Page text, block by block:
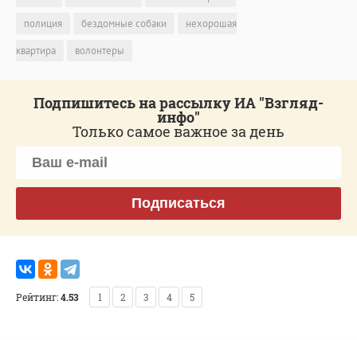
полиция
бездомные собаки
нехорошая
квартира
волонтеры
Подпишитесь на рассылку ИА "Взгляд-
инфо"
Только самое важное за день
Подписаться
Рейтинг:4.53 1 2 3 4 5